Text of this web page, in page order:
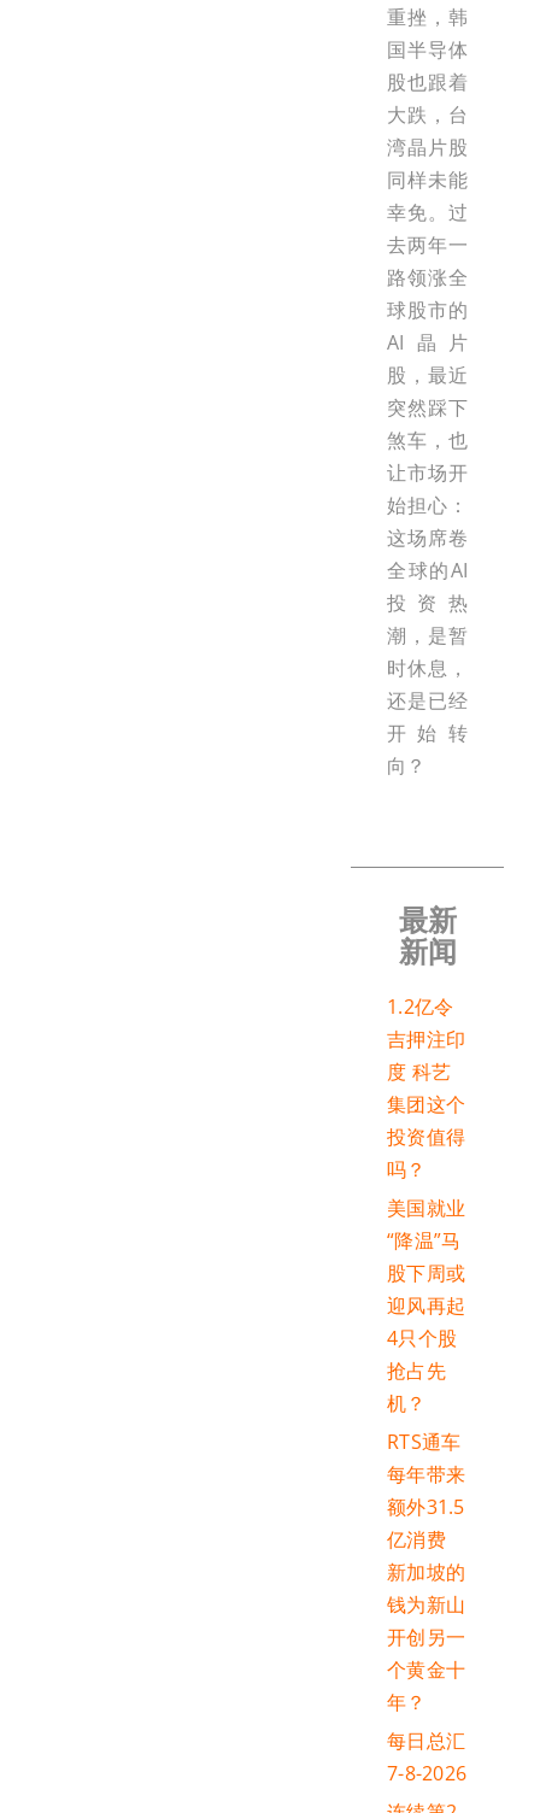
重挫，韩
国半导体
股也跟着
大跌，台
湾晶片股
同样未能
幸免。过
去两年一
路领涨全
球股市的
AI晶片
股，最近
突然踩下
煞车，也
让市场开
始担心：
这场席卷
全球的AI
投资热
潮，是暂
时休息，
还是已经
开始转
向？
最新
新闻
1.2亿令
吉押注印
度 科艺
集团这个
投资值得
吗？
美国就业
“降温”马
股下周或
迎风再起
4只个股
抢占先
机？
RTS通车
每年带来
额外31.5
亿消费
新加坡的
钱为新山
开创另一
个黄金十
年？
每日总汇
7-8-2026